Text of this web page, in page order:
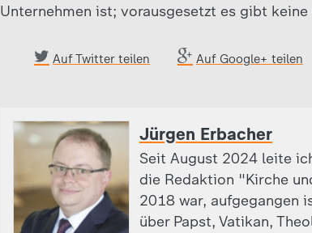
Unternehmen ist; vorausgesetzt es gibt
Auf Twitter teilen Auf Google+ teilen
Jürgen Erbacher
Seit August 2024 leite
die Redaktion "Kirche
2018 war, aufgegangen
über Papst, Vatikan,